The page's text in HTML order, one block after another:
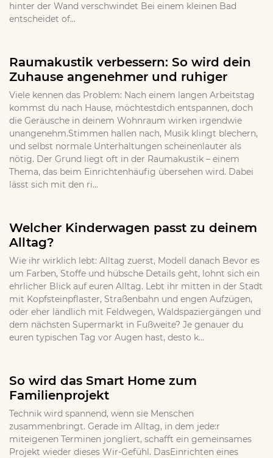
hinter der Wand verschwindet Bei einem kleinen Bad
entscheidet of...
Raumakustik verbessern: So wird dein
Zuhause angenehmer und ruhiger
Viele kennen das Problem: Nach einem langen Arbeitstag
kommst du nach Hause, möchtestdich entspannen, doch
die Geräusche in deinem Wohnraum wirken irgendwie
unangenehm.Stimmen hallen nach, Musik klingt blechern,
und selbst normale Unterhaltungen scheinenlauter als
nötig. Der Grund liegt oft in der Raumakustik – einem
Thema, das beim Einrichtenhäufig übersehen wird. Dabei
lässt sich mit den ri...
Welcher Kinderwagen passt zu deinem
Alltag?
Wie ihr wirklich lebt: Alltag zuerst, Modell danach Bevor es
um Farben, Stoffe und hübsche Details geht, lohnt sich ein
ehrlicher Blick auf euren Alltag. Lebt ihr mitten in der Stadt
mit Kopfsteinpflaster, Straßenbahn und engen Aufzügen,
oder eher ländlich mit Feldwegen, Waldspaziergängen und
dem nächsten Supermarkt in Fußweite? Je genauer du
euren typischen Tag vor Augen hast, desto k...
So wird das Smart Home zum
Familienprojekt
Technik wird spannend, wenn sie Menschen
zusammenbringt. Gerade im Alltag, in dem jede:r
miteigenen Terminen jongliert, schafft ein gemeinsames
Projekt wieder dieses Wir-Gefühl. DasEinrichten eines